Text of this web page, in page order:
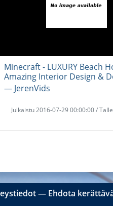
Minecraft - LUXURY Beach
Amazing Interior Design &
― JerenVids
Julkaistu 2016-07-29 00:00:00 /
― Ehdota